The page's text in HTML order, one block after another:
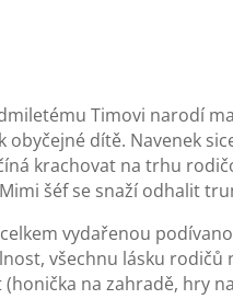
Timovi narodí
obyčejné dítě. Navenek
krachovat na trhu
šéf se snaží odhalit
celkem vydařenou
všechnu lásku rodičů
(honička na zahradě, hry